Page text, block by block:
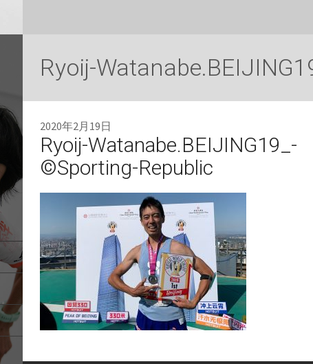
Ryoij-
2020年2月19日
Ryoij-Watanabe.BEIJING19_-
©Sporting-Republic